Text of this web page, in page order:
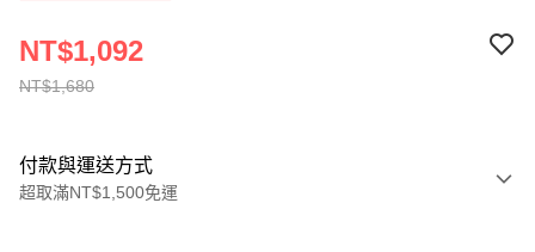
NT$1,680
NT$1,092
付款與運送方式
超取滿NT$1,500免運